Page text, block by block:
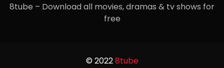
8tube – Download all movies, dramas & tv shows for
free
© 20228tube